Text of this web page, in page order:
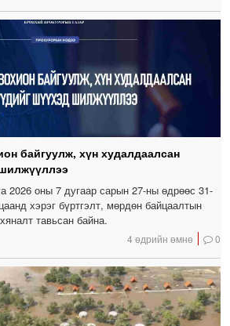
байгуулж, хүн худалдаалсан
2026 оны 7 дугаар сарын 27-ны өдрөөс 31-
хэрэг бүртгэлт, мөрдөн байцаалтын
тавьсан байна.
4 өдрийн өмнө 0